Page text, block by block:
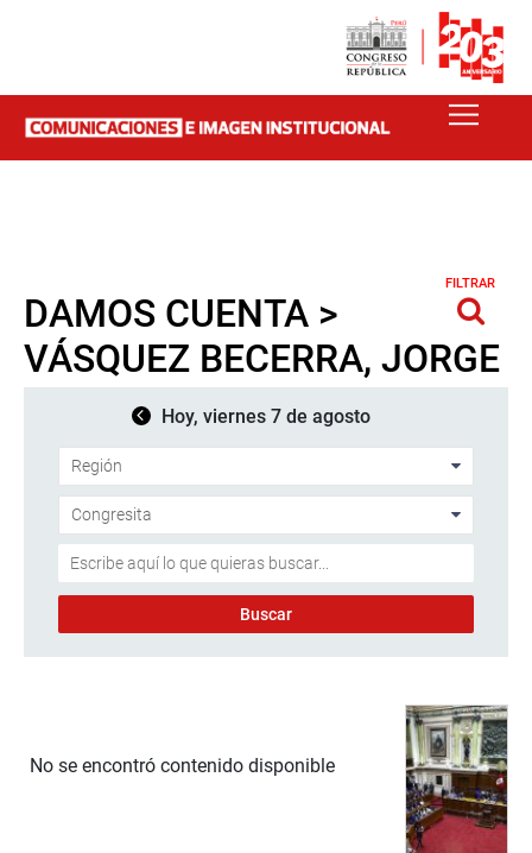
DAMOS CUENTA >
VÁSQUEZ BECERRA, JORGE
FILTRAR
Hoy, viernes 7 de agosto
No se encontró contenido disponible